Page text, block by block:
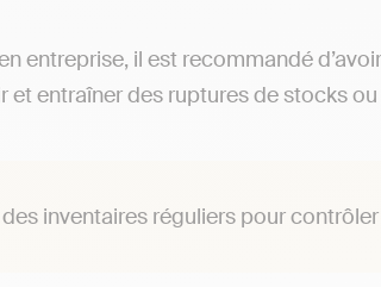
entreprise, il est recommandé
entraîner des ruptures de stocks
des inventaires réguliers pour